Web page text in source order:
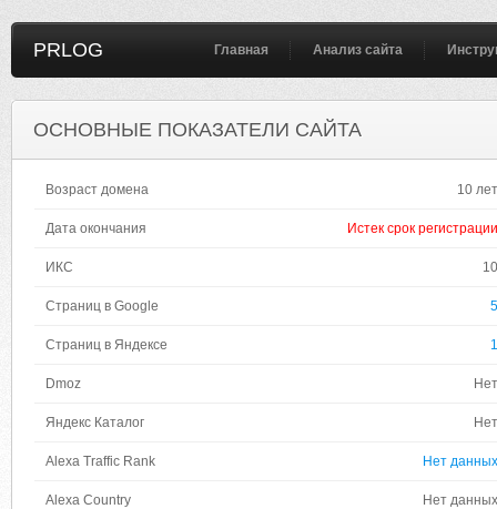
PRLOG Главная Анализ сайта
ОСНОВНЫЕ ПОКАЗАТЕЛИ САЙТА
Возраст домена 10 лет
Дата окончания Истек срок регистрации
ИКС 10
Страниц в Google 5
Страниц в Яндексе 1
Dmoz Нет
Яндекс Каталог Нет
Alexa Traffic Rank Нет данных
Alexa Country Нет данных